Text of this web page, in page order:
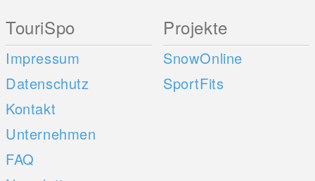
TouriSpo
Impressum
Datenschutz
Kontakt
Unternehmen
FAQ
Projekte
SnowOnline
SportFits